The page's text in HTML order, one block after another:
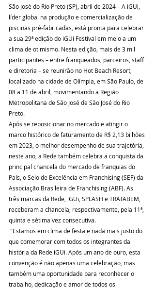
São José do Rio Preto (SP), abril de 2024 – A iGUi,
líder global na produção e comercialização de
piscinas pré-fabricadas, está pronta para celebrar
a sua 29ª edição do iGUi Festival em meio a um
clima de otimismo. Nesta edição, mais de 3 mil
participantes – entre franqueados, parceiros, staff
e diretoria – se reunirão no Hot Beach Resort,
localizado na cidade de Olímpia, em São Paulo, de
08 a 11 de abril, movimentando a Região
Metropolitana de São José de São José do Rio
Preto.
Após se reposicionar no mercado e atingir o
marco histórico de faturamento de R$ 2,13 bilhões
em 2023, o melhor desempenho de sua trajetória,
neste ano, a Rede também celebra a conquista da
principal chancela do mercado de franquias do
País, o Selo de Excelência em Franchising (SEF) da
Associação Brasileira de Franchising (ABF). As
três marcas da Rede, iGUi, SPLASH e TRATABEM,
receberam a chancela, respectivamente, pela 11ª,
quinta e sétima vez consecutiva.
que comemorar com todos os integrantes da
história da Rede iGUi. Após um ano de ouro, esta
convenção é não apenas uma celebração, mas
também uma oportunidade para reconhecer o
trabalho, dedicação e amor de todos os